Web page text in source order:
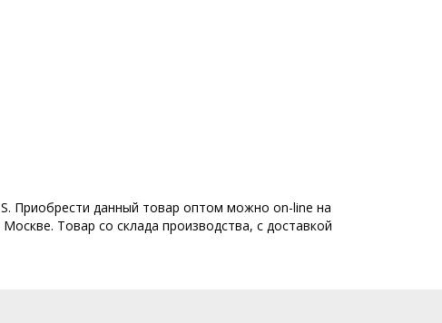
Приобрести данный товар оптом можно on-line на
Товар со склада производства, с доставкой